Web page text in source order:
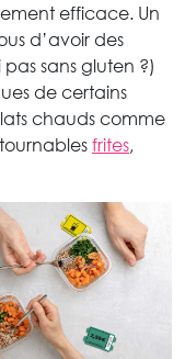
efficace. Un
d’avoir des
sans gluten ?)
de certains
chauds comme
frites,